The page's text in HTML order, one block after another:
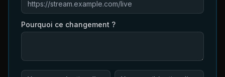
Pourquoi ce changement ?